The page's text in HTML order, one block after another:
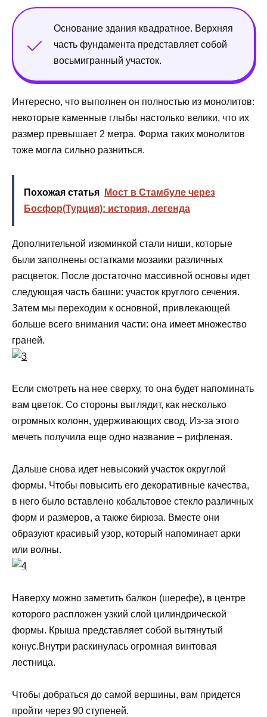
Основание здания квадратное. Верхняя
часть фундамента представляет собой
восьмигранный участок.
Интересно, что выполнен он полностью из монолитов:
некоторые каменные глыбы настолько велики, что их
размер превышает 2 метра. Форма таких монолитов
тоже могла сильно разниться.
Похожая статья
Мост в Стамбуле через
Босфор(Турция): история, легенда
Дополнительной изюминкой стали ниши, которые
были заполнены остатками мозаики различных
расцветок. После достаточно массивной основы идет
следующая часть башни: участок круглого сечения.
Затем мы переходим к основной, привлекающей
больше всего внимания части: она имеет множество
граней.
Если смотреть на нее сверху, то она будет напоминать
вам цветок. Со стороны выглядит, как несколько
огромных колонн, удерживающих свод. Из-за этого
мечеть получила еще одно название – рифленая.
Дальше снова идет невысокий участок округлой
формы. Чтобы повысить его декоративные качества,
в него было вставлено кобальтовое стекло различных
форм и размеров, а также бирюза. Вместе они
образуют красивый узор, который напоминает арки
или волны.
Наверху можно заметить балкон (шерефе), в центре
которого распложен узкий слой цилиндрической
формы. Крыша представляет собой вытянутый
конус.Внутри раскинулась огромная винтовая
лестница.
Чтобы добраться до самой вершины, вам придется
пройти через 90 ступеней.